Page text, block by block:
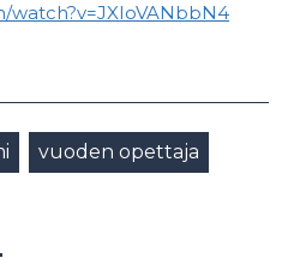
vuoden opettaja